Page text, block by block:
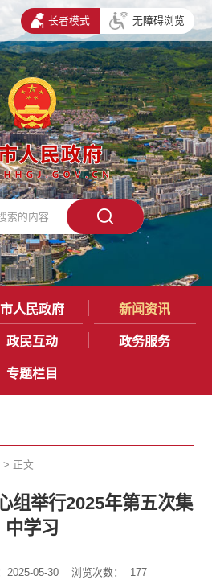
长者模式 无障碍浏览
市人民政府 新闻资讯
政民互动 政务服务
专题栏目
> 正文
组举行2025年第五次集
中学习
2025-05-30 浏览次数： 177